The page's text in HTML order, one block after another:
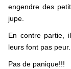
engendre des
jupe.
En contre partie,
leurs font pas peur.
Pas de panique!!!